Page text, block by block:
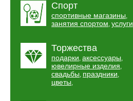
Спорт
спортивные магазины,
занятия спортом, услуги
Торжества
подарки, аксессуары,
ювелирные изделия,
свадьбы, праздники,
цветы,